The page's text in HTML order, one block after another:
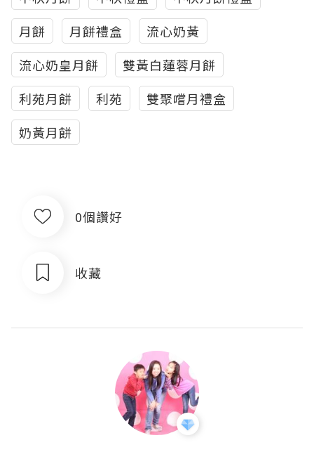
月餅
月餅禮盒
流心奶黃
流心奶皇月餅
雙黃白蓮蓉月餅
利苑月餅
利苑
雙聚嚐月禮盒
奶黃月餅
0個讚好
收藏